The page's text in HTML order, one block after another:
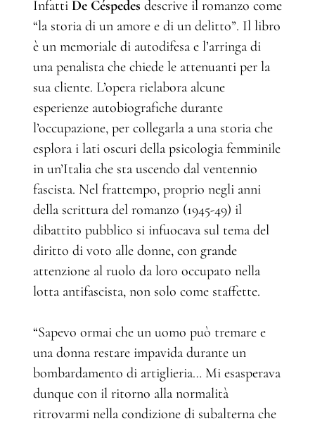
Infatti De Céspedes descrive il romanzo come
“la storia di un amore e di un delitto”. Il libro
è un memoriale di autodifesa e l’arringa di
una penalista che chiede le attenuanti per la
sua cliente. L’opera rielabora alcune
esperienze autobiografiche durante
l’occupazione, per collegarla a una storia che
esplora i lati oscuri della psicologia femminile
in un’Italia che sta uscendo dal ventennio
fascista. Nel frattempo, proprio negli anni
della scrittura del romanzo (1945-49) il
dibattito pubblico si infuocava sul tema del
diritto di voto alle donne, con grande
attenzione al ruolo da loro occupato nella
lotta antifascista, non solo come staffette.
“Sapevo ormai che un uomo può tremare e
una donna restare impavida durante un
bombardamento di artiglieria… Mi esasperava
dunque con il ritorno alla normalità
ritrovarmi nella condizione di subalterna che